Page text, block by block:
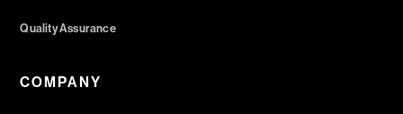
Quality Assurance
COMPANY